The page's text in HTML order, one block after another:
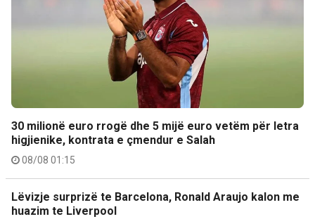
30 milionë euro rrogë dhe 5 mijë euro vetëm për letra
higjienike, kontrata e çmendur e Salah
08/08 01:15
Lëvizje surprizë te Barcelona, Ronald Araujo kalon me
huazim te Liverpool